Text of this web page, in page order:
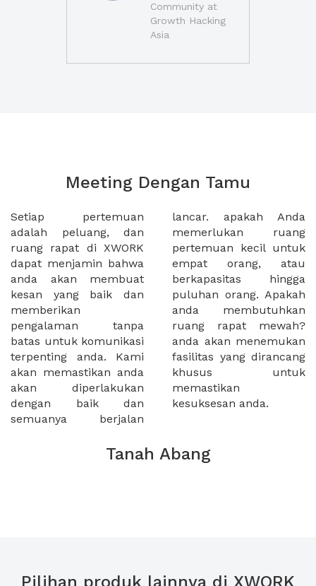
Community at
Growth Hacking
Asia
Meeting Dengan Tamu
Setiap pertemuan
adalah peluang, dan
ruang rapat di XWORK
dapat menjamin bahwa
anda akan membuat
kesan yang baik dan
memberikan
pengalaman tanpa
batas untuk komunikasi
terpenting anda. Kami
akan memastikan anda
akan diperlakukan
dengan baik dan
semuanya berjalan
lancar. apakah Anda
memerlukan ruang
pertemuan kecil untuk
empat orang, atau
berkapasitas hingga
puluhan orang. Apakah
anda membutuhkan
ruang rapat mewah?
anda akan menemukan
fasilitas yang dirancang
khusus untuk
memastikan
kesuksesan anda.
Tanah Abang
Pilihan produk lainnya di XWORK